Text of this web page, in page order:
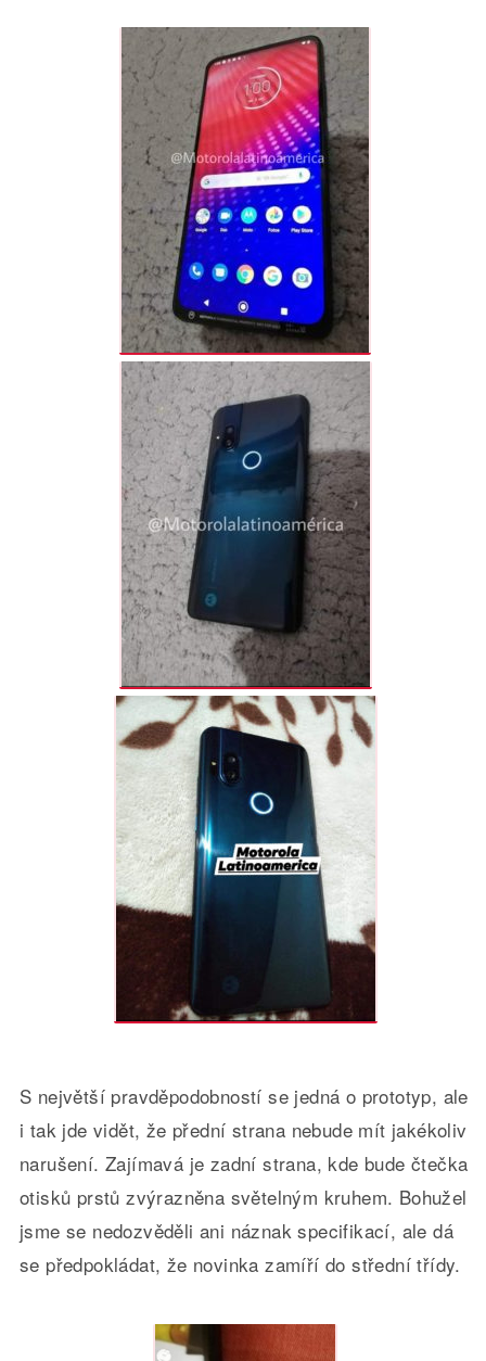
S největší pravděpodobností se jedná o prototyp, ale
i tak jde vidět, že přední strana nebude mít jakékoliv
narušení. Zajímavá je zadní strana, kde bude čtečka
otisků prstů zvýrazněna světelným kruhem. Bohužel
jsme se nedozvěděli ani náznak specifikací, ale dá
se předpokládat, že novinka zamíří do střední třídy.